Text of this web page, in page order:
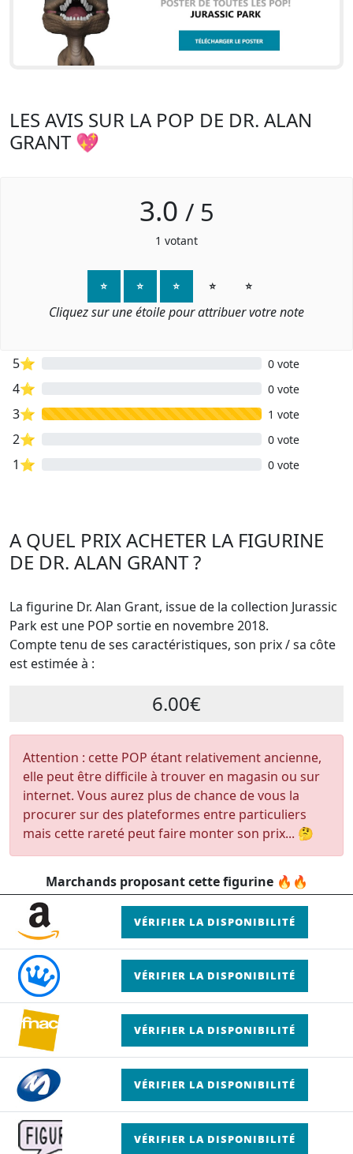
LES AVIS SUR LA POP DE DR. ALAN
GRANT 💖
3.0 / 5
1 votant
⭐ ⭐ ⭐ ⭐ ⭐
Cliquez sur une étoile pour attribuer votre note
5⭐ 0 vote
4⭐ 0 vote
3⭐ 1 vote
2⭐ 0 vote
1⭐ 0 vote
A QUEL PRIX ACHETER LA FIGURINE
DE DR. ALAN GRANT ?
La figurine Dr. Alan Grant, issue de la collection Jurassic
Park est une POP sortie en novembre 2018.
Compte tenu de ses caractéristiques, son prix / sa côte
est estimée à :
6.00€
Attention : cette POP étant relativement ancienne,
elle peut être difficile à trouver en magasin ou sur
internet. Vous aurez plus de chance de vous la
procurer sur des plateformes entre particuliers
mais cette rareté peut faire monter son prix... 🤔
Marchands proposant cette figurine 🔥🔥
VÉRIFIER LA DISPONIBILITÉ
VÉRIFIER LA DISPONIBILITÉ
VÉRIFIER LA DISPONIBILITÉ
VÉRIFIER LA DISPONIBILITÉ
VÉRIFIER LA DISPONIBILITÉ